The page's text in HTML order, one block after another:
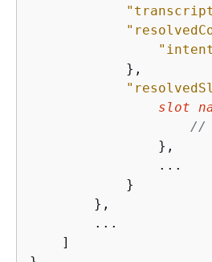
            },
slot
//
                },
                ...
            }
        },
        ...
    ]